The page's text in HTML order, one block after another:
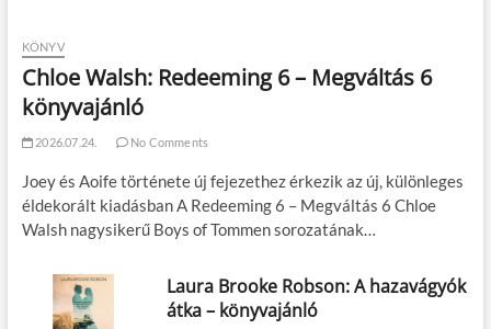
KÖNYV
Chloe Walsh: Redeeming 6 – Megváltás 6
könyvajánló
2026.07.24. No Comments
Joey és Aoife története új fejezethez érkezik az új, különleges
éldekorált kiadásban A Redeeming 6 – Megváltás 6 Chloe
Walsh nagysikerű Boys of Tommen sorozatának…
Laura Brooke Robson: A hazavágyók
átka – könyvajánló